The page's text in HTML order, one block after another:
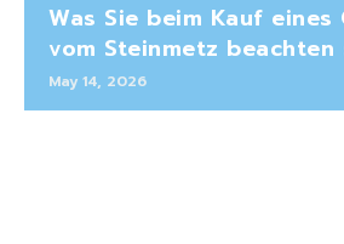
Was Sie beim Kauf eines
vom Steinmetz
May 14, 2026